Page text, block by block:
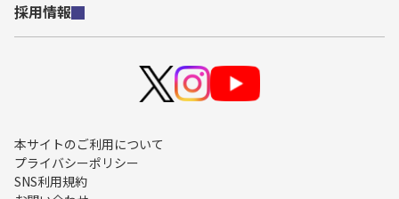
採用情報
本サイトのご利用について
プライバシーポリシー
SNS利用規約